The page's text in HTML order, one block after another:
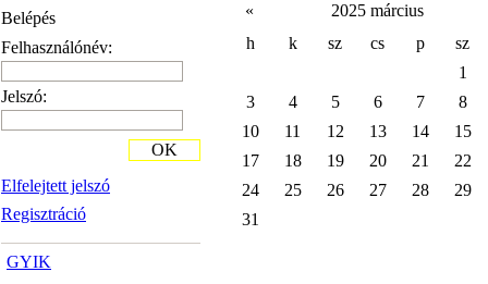
Belépés
Felhasználónév:
Jelszó:
Elfelejtett jelszó
Regisztráció
OK
GYIK
«
2025 március
h
k sz cs p
sz
1
3
4 5 6 7
8
10
11 12 13 14
15
17
18 19 20 21
22
24
25 26 27 28
29
31